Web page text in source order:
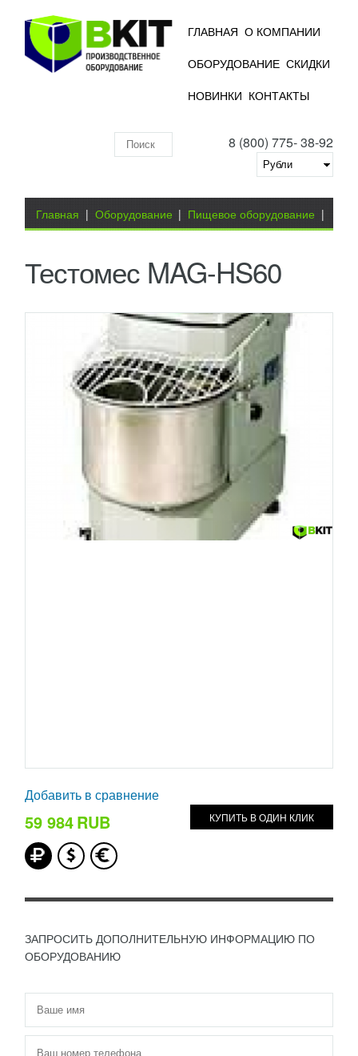
ГЛАВНАЯ О КОМПАНИИ
ОБОРУДОВАНИЕ СКИДКИ
НОВИНКИ КОНТАКТЫ
8 (800) 775- 38-92
складу
Вы здесь
Главная | Оборудование | Пищевое оборудование |
Тестомес MAG-HS60
Тестомес MAG-HS60
Добавить в сравнение
59 984RUB КУПИТЬ В ОДИН КЛИК
ЗАПРОСИТЬ ДОПОЛНИТЕЛЬНУЮ ИНФОРМАЦИЮ ПО
ОБОРУДОВАНИЮ
Имя
Телефон